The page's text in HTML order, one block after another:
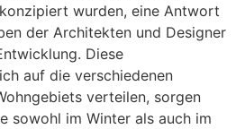
wurden, eine Antwort
der Architekten und Designer
Diese
auf die verschiedenen
verteilen, sorgen
sowohl im Winter als auch im